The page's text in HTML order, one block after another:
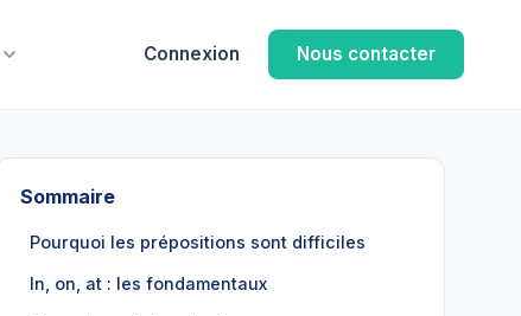
Connexion Nous contacter
Sommaire
Pourquoi les prépositions sont difficiles
In, on, at : les fondamentaux